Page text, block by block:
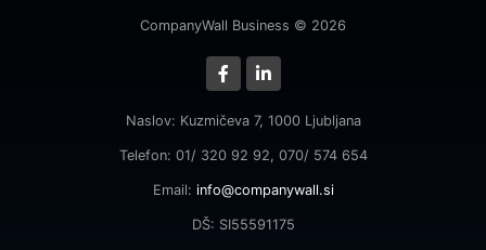
CompanyWall Business © 2026
Naslov: Kuzmičeva 7, 1000 Ljubljana
Telefon: 01/ 320 92 92, 070/ 574 654
Email: info@companywall.si
DŠ: SI55591175